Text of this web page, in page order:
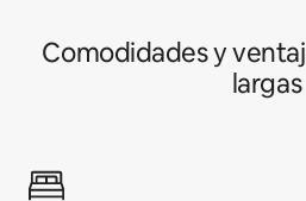
Comodidades y
largas